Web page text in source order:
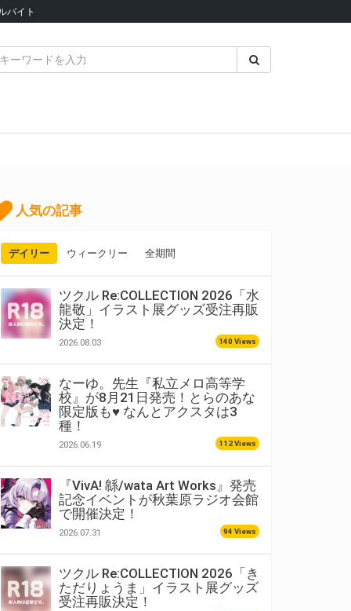
バイト
人気の記事
デイリー ウィークリー 全期間
ツクル Re:COLLECTION 2026「水
龍敬」イラスト展グッズ受注再販
決定！
2026.08.03 140 Views
なーゆ。先生『私立メロ高等学
校』が8月21日発売！とらのあな
限定版も♥ なんとアクスタは3
種！
2026.06.19 112 Views
『VivA! 緜/wata Art Works』発売
記念イベントが秋葉原ラジオ会館
で開催決定！
2026.07.31 94 Views
ツクル Re:COLLECTION 2026「き
ただりょうま」イラスト展グッズ
受注再販決定！